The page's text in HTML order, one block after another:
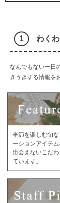
わく
なんでもない一日
きうきする情報を
季節を楽しむ旬
ーションアイテ
出会えないこだ
ています。